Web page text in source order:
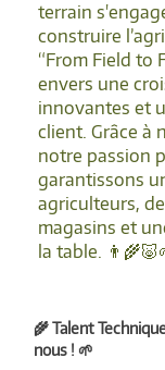
terrain
construire
“From Field to
envers une
innovantes et
client. Grâce à
notre passion
garantissons
agriculteurs,
magasins et
la table.
🌾 Talent
nous ! 🌱